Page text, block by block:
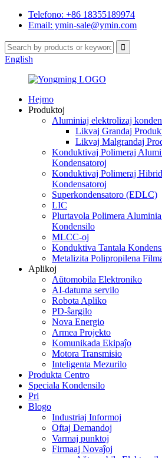
Telefono: +86 18355189974
Email: ymin-sale@ymin.com
English
Hejmo
Produktoj
Aluminiaj elektrolizaj
Likvaj Grandaj
Likvaj Malgrandaj
Konduktivaj Polimeraj
Kondensatoroj
Konduktivaj Polimeraj
Kondensatoroj
Superkondensatoro (EDLC)
LIC
Plurtavola Polimera
Kondensilo
MLCC-oj
Konduktiva Tantala
Metalizita Polipropilena
Aplikoj
Aŭtomobila Elektroniko
AI-datuma servilo
Robota Apliko
PD-ŝargilo
Nova Energio
Armea Projekto
Komunikada Ekipaĵo
Motora Transmisio
Inteligenta Mezurilo
Produkta Centro
Speciala Kondensilo
Pri
Blogo
Industriaj Informoj
Oftaj Demandoj
Varmaj punktoj
Firmaaj Novaĵoj